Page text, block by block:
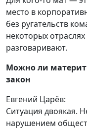
место в
без ругательств
некоторых
разговаривают.
Можно ли
закон
Евгений Царёв:
Ситуация двоякая.
нарушением